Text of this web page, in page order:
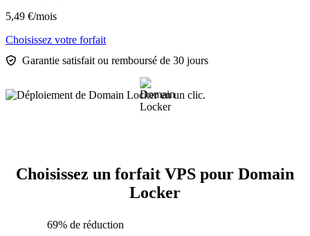
5,49 €/mois
Choisissez votre forfait
Garantie satisfait ou remboursé de 30 jours
Choisissez un forfait VPS pour Domain
Locker
69% de réduction